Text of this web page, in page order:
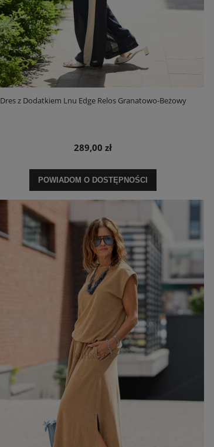
Dres z Dodatkiem Lnu Edge Relos Granatowo-Beżowy
289,00 zł
POWIADOM O DOSTĘPNOŚCI